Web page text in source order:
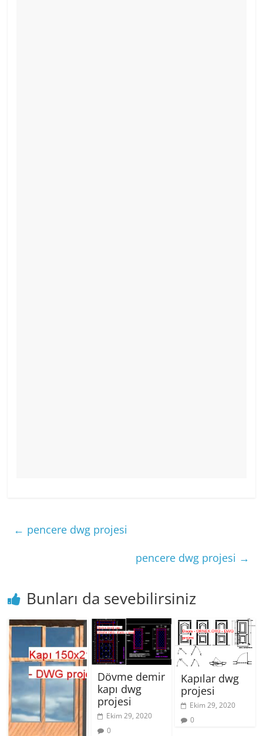
← pencere dwg projesi
pencere dwg projesi →
Bunları da sevebilirsiniz
Dövme demir
kapı dwg
projesi
Ekim 29, 2020
0
Kapılar dwg
projesi
Ekim 29, 2020
0